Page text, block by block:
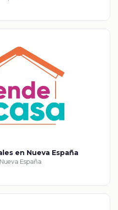
en Nueva España
España